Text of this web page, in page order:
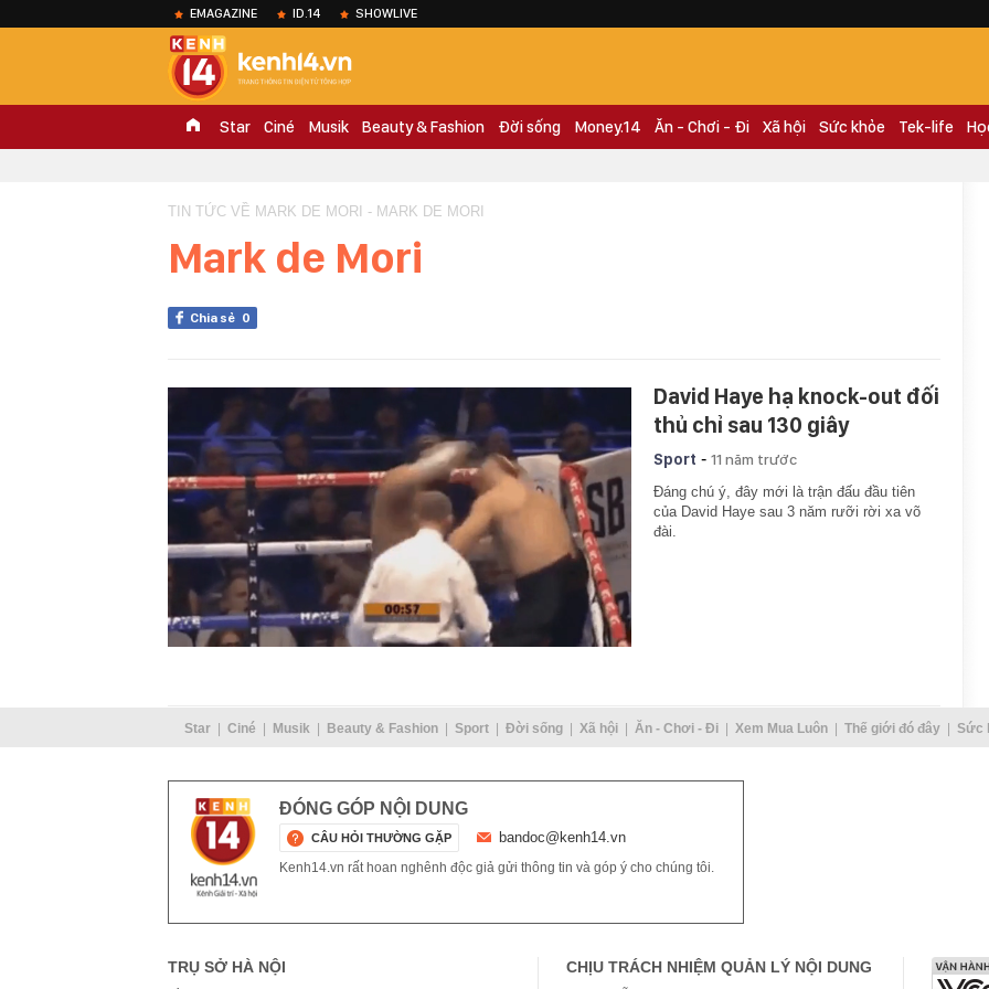
EMAGAZINE ID.14 SHOWLIVE
Star Ciné Musik Beauty & Fashion Đời sống Money.14 Ăn - Chơi - Đi Xã hội Sức khỏe Tek-life
TIN TỨC VỀ MARK DE MORI - MARK DE MORI
Mark de Mori
Chia sẻ 0
David Haye hạ knock-out đối
thủ chỉ sau 130 giây
Sport - 11 năm trước
Đáng chú ý, đây mới là trận đấu đầu tiên
của David Haye sau 3 năm rưỡi rời xa võ
đài.
Star Ciné Musik Beauty & Fashion Sport Đời sống Xã hội Ăn - Chơi - Đi Xem Mua Luôn Thế giới đó đây Sức
ĐÓNG GÓP NỘI DUNG
CÂU HỎI THƯỜNG GẶP bandoc@kenh14.vn
Kenh14.vn rất hoan nghênh độc giả gửi thông tin và góp ý cho chúng tôi.
TRỤ SỞ HÀ NỘI CHỊU TRÁCH NHIỆM QUẢN LÝ NỘI DUNG